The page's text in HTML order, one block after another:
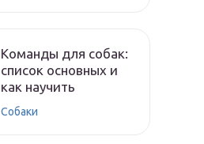
Команды для собак:
список основных и
как научить
Собаки